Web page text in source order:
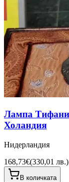
Лампа Тифани
Холандия
Нидерландия
168,73€(330,01 лв.)
В количката